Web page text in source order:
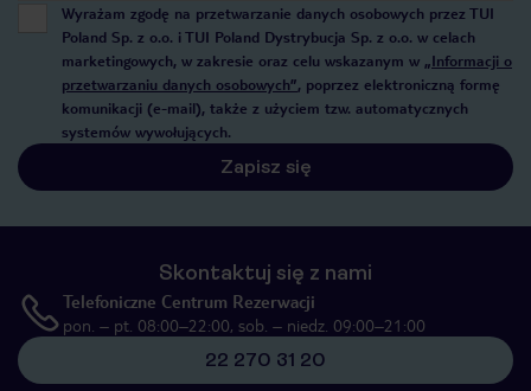
Wyrażam zgodę na przetwarzanie danych osobowych przez TUI
Poland Sp. z o.o. i TUI Poland Dystrybucja Sp. z o.o. w celach
marketingowych, w zakresie oraz celu wskazanym w „Informacji o
przetwarzaniu danych osobowych”, poprzez elektroniczną formę
komunikacji (e-mail), także z użyciem tzw. automatycznych
systemów wywołujących.
Zapisz się
Skontaktuj się z nami
Telefoniczne Centrum Rezerwacji
pon. – pt. 08:00–22:00, sob. – niedz. 09:00–21:00
22 270 31 20